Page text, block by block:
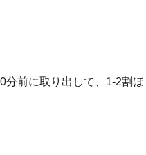
前に取り出して、1-2割ほ